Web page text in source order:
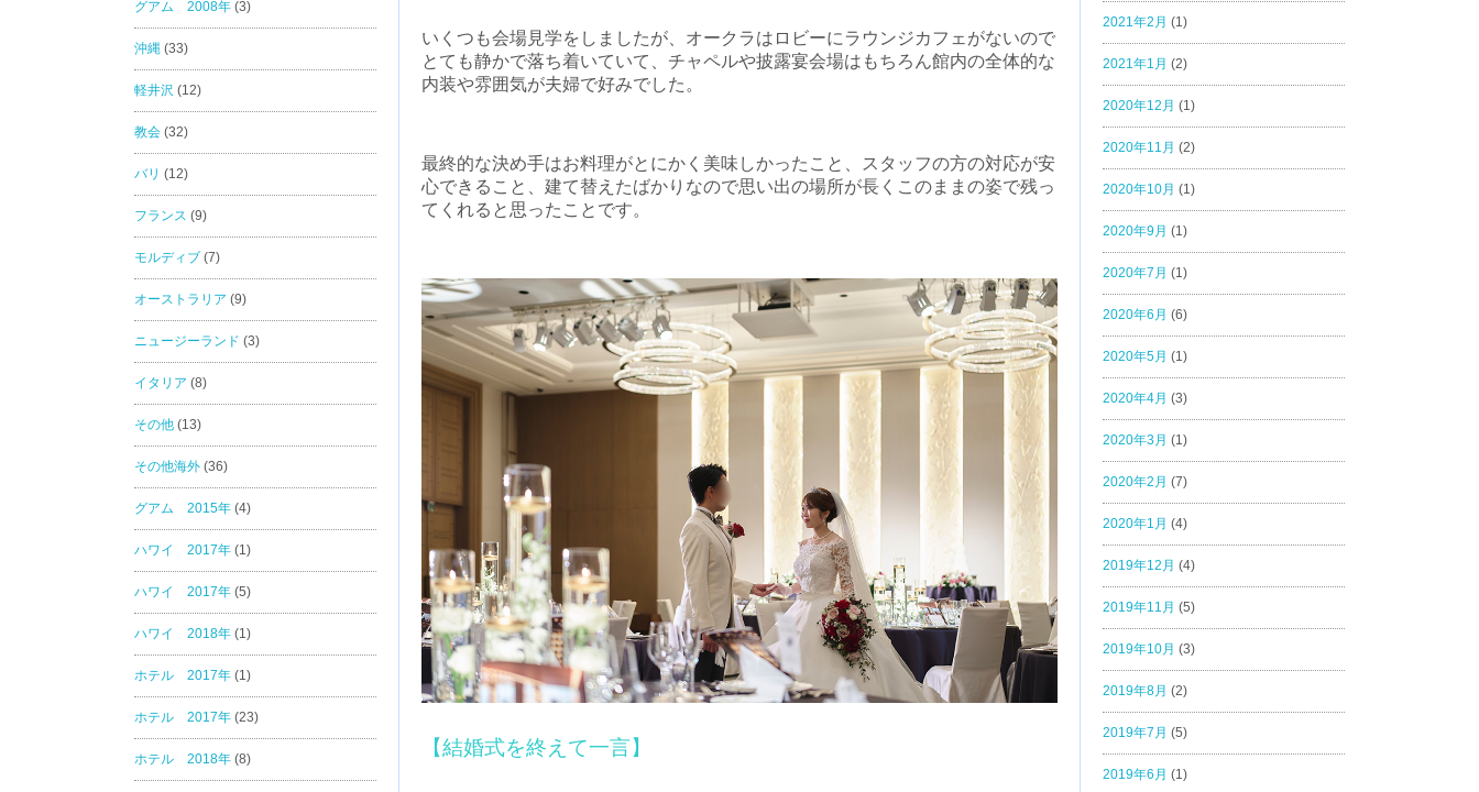
グアム 2008年 (3)
沖縄 (33)
軽井沢 (12)
教会 (32)
バリ (12)
フランス (9)
モルディブ (7)
オーストラリア (9)
ニュージーランド (3)
イタリア (8)
その他 (13)
その他海外 (36)
グアム 2015年 (4)
ハワイ 2017年 (1)
ハワイ 2017年 (5)
ハワイ 2018年 (1)
ホテル 2017年 (1)
ホテル 2017年 (23)
ホテル 2018年 (8)
いくつも会場見学をしましたが、オークラはロビーにラウンジカフェがないので
とても静かで落ち着いていて、チャペルや披露宴会場はもちろん館内の全体的な
内装や雰囲気が夫婦で好みでした。
最終的な決め手はお料理がとにかく美味しかったこと、スタッフの方の対応が安
心できること、建て替えたばかりなので思い出の場所が長くこのままの姿で残っ
てくれると思ったことです。
【結婚式を終えて一言】
2021年2月 (1)
2021年1月 (2)
2020年12月 (1)
2020年11月 (2)
2020年10月 (1)
2020年9月 (1)
2020年7月 (1)
2020年6月 (6)
2020年5月 (1)
2020年4月 (3)
2020年3月 (1)
2020年2月 (7)
2020年1月 (4)
2019年12月 (4)
2019年11月 (5)
2019年10月 (3)
2019年8月 (2)
2019年7月 (5)
2019年6月 (1)